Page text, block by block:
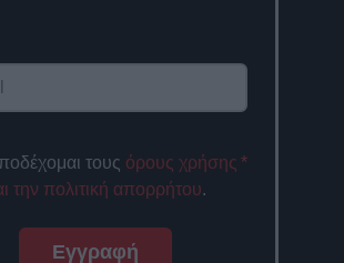
τους όρους χρήσης
την πολιτική απορρήτου.
*
Εγγραφή